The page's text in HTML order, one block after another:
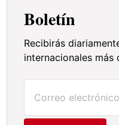
Boletín
Recibirás
internacionales más